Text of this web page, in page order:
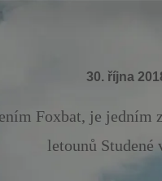
30. října
Foxbat, je jedním
letounů Studené